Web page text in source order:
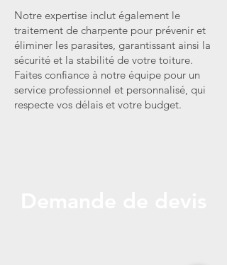
Notre expertise inclut également le
traitement de charpente pour prévenir et
éliminer les parasites, garantissant ainsi la
sécurité et la stabilité de votre toiture.
Faites confiance à notre équipe pour un
service professionnel et personnalisé, qui
respecte vos délais et votre budget.